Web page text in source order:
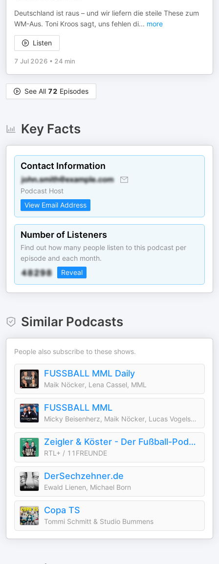
Deutschland ist raus – und wir liefern die steile These zum
WM-Aus. Toni Kroos sagt, uns fehlen di... more
Listen
7 Jul 2026 • 24 min
See All 72 Episodes
Key Facts
Contact Information
Podcast Host
View Email Address
Number of Listeners
Find out how many people listen to this podcast per
episode and each month.
Reveal
Similar Podcasts
People also subscribe to these shows.
FUSSBALL MML Daily
Maik Nöcker, Lena Cassel, MML
FUSSBALL MML
Micky Beisenherz, Maik Nöcker, Lucas Vogelsang
Zeigler & Köster - Der Fußball-Podcast von 11FREUNDE
RTL+ / 11FREUNDE
DerSechzehner.de
Ewald Lienen, Michael Born
Copa TS
Tommi Schmitt & Studio Bummens